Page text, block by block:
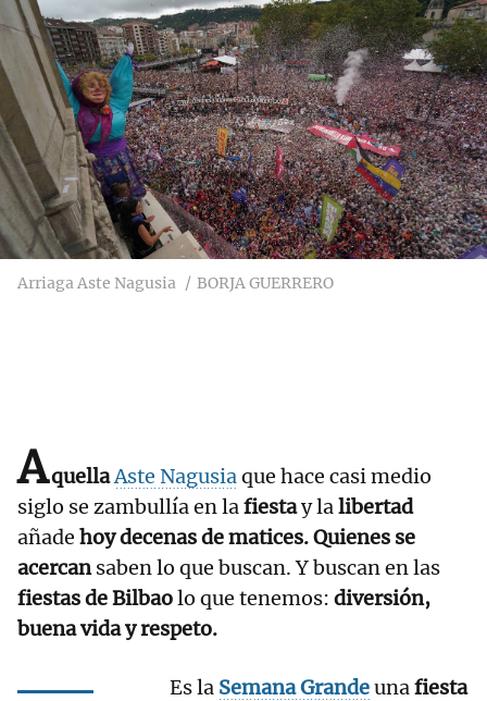
Arriaga Aste Nagusia BORJA GUERRERO
AquellaAste Nagusiaque hace casi medio
siglo se zambullía en lafiestay lalibertad
añade hoy decenas de matices. Quienes se
acercansaben lo que buscan. Y buscan en las
fiestas de Bilbaolo que tenemos: diversión,
buena vida y respeto.
Es la Semana Grandeunafiesta